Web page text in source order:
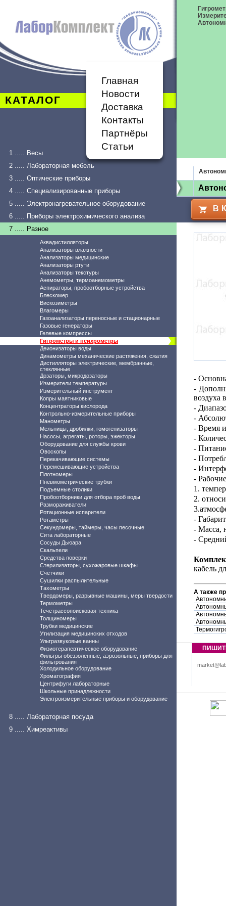
КАТАЛОГ
Главная
Новости
Доставка
Контакты
Партнёры
Статьи
1 ..... Весы
2 ..... Лабораторная мебель
3 ..... Оптические приборы
4 ..... Специализированные приборы
5 ..... Электронагревательное оборудование
6 ..... Приборы электрохимического анализа
7 ..... Разное
Аквадистилляторы
Анализаторы влажности
Анализаторы медицинские
Анализаторы ртути
Анализаторы текстуры
Анемометры, термоанемометры
Аспираторы, пробоотборные устройства
Блескомер
Вискозиметры
Влагомеры
Газоанализаторы переносные и стационарные
Газовые генераторы
Гелевые компрессы
Гигрометры и психрометры
Деионизаторы воды
Динамометры механические растяжения, сжатия
Дистилляторы электрические, мембранные,
стеклянные
Дозаторы, микродозаторы
Измерители температуры
Измерительный инструмент
Копры маятниковые
Концентраторы кислорода
Контрольно-измерительные приборы
Манометры
Мельницы, дробилки, гомогенизаторы
Насосы, агрегаты, роторы, эжекторы
Оборудование для службы крови
Овоскопы
Перекачивающие системы
Перемешивающие устройства
Плотномеры
Пневмометрические трубки
Подъемные столики
Пробоотборники для отбора проб воды
Размораживатели
Ротационные испарители
Ротаметры
Секундомеры, таймеры, часы песочные
Сита лабораторные
Сосуды Дьюара
Скальпели
Средства поверки
Стерилизаторы, сухожаровые шкафы
Счетчики
Сушилки распылительные
Тахометры
Твердомеры, разрывные машины, меры твердости
Термометры
Течетрассопоисковая техника
Толщиномеры
Трубки медицинские
Утилизация медицинских отходов
Ультразвуковые ванны
Физиотерапевтическое оборудование
Фильтры обеззоленные, аэрозольные, приборы для
фильтрования
Холодильное оборудование
Хроматография
Центрифуги лабораторные
Школьные принадлежности
Электроизмерительные приборы и оборудование
8 ..... Лабораторная посуда
9 ..... Химреактивы
В
-
-
воздуха
-
-
- Время
-
-
-
-
-
1.
2.
-
- Масса,
-
кабель
А также